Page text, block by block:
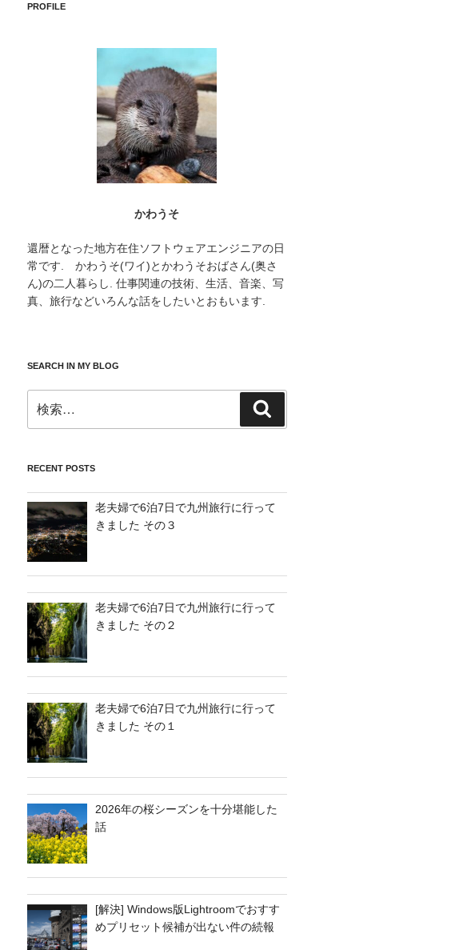
PROFILE
かわうそ
還暦となった地方在住ソフトウェアエンジニアの日
常です. かわうそ(ワイ)とかわうそおばさん(奥さ
ん)の二人暮らし. 仕事関連の技術、生活、音楽、写
真、旅行などいろんな話をしたいとおもいます.
SEARCH IN MY BLOG
索:
索
RECENT POSTS
老夫婦で6泊7日で九州旅行に行って
きました その３
老夫婦で6泊7日で九州旅行に行って
きました その２
老夫婦で6泊7日で九州旅行に行って
きました その１
2026年の桜シーズンを十分堪能した
話
[解決] Windows版Lightroomでおすす
めプリセット候補が出ない件の続報